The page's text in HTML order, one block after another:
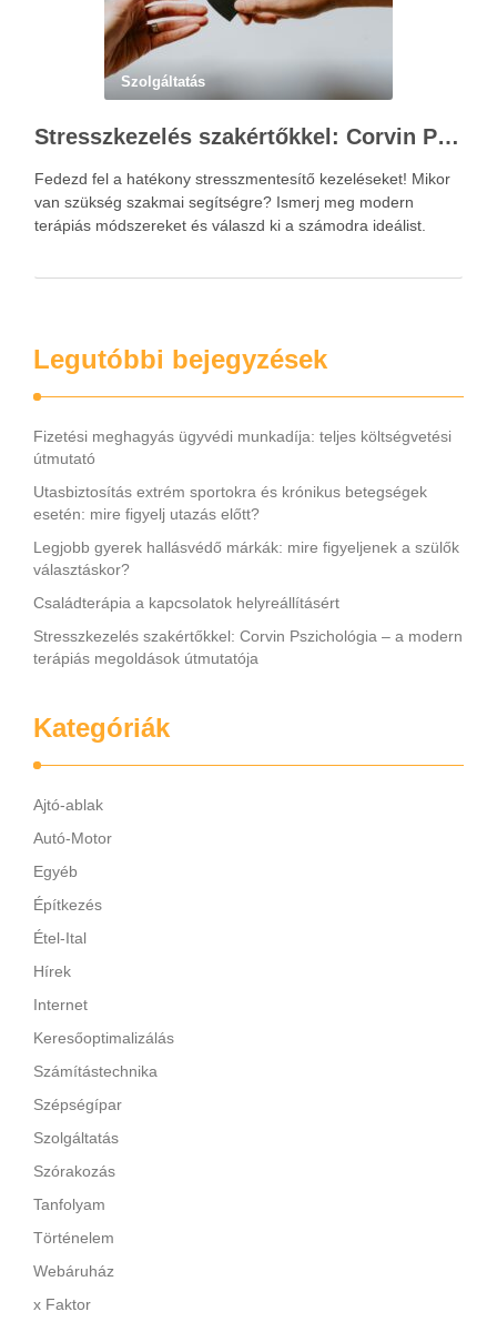
Szolgáltatás
Stresszkezelés szakértőkkel: Corvin Pszichológia – a modern terápiás megoldások útmutatója
Fedezd fel a hatékony stresszmentesítő kezeléseket! Mikor
van szükség szakmai segítségre? Ismerj meg modern
terápiás módszereket és válaszd ki a számodra ideálist.
Legutóbbi bejegyzések
Fizetési meghagyás ügyvédi munkadíja: teljes költségvetési
útmutató
Utasbiztosítás extrém sportokra és krónikus betegségek
esetén: mire figyelj utazás előtt?
Legjobb gyerek hallásvédő márkák: mire figyeljenek a szülők
választáskor?
Családterápia a kapcsolatok helyreállításért
Stresszkezelés szakértőkkel: Corvin Pszichológia – a modern
terápiás megoldások útmutatója
Kategóriák
Ajtó-ablak
Autó-Motor
Egyéb
Építkezés
Étel-Ital
Hírek
Internet
Keresőoptimalizálás
Számítástechnika
Szépségípar
Szolgáltatás
Szórakozás
Tanfolyam
Történelem
Webáruház
x Faktor